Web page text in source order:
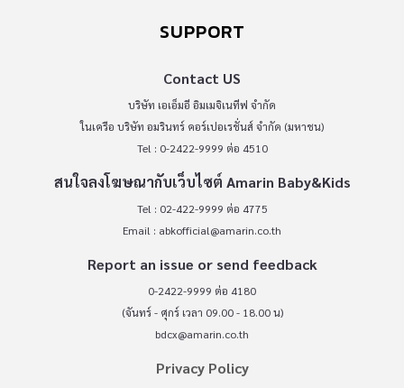
SUPPORT
Contact US
บริษัท เอเอ็มอี อิมเมจิเนทีฟ จำกัด
ในเครือ บริษัท อมรินทร์ คอร์เปอเรชั่นส์ จำกัด (มหาชน)
Tel : 0-2422-9999 ต่อ 4510
สนใจลงโฆษณากับเว็บไซต์ Amarin Baby&Kids
Tel : 02-422-9999 ต่อ 4775
Email : abkofficial@amarin.co.th
Report an issue or send feedback
0-2422-9999 ต่อ 4180
(จันทร์ - ศุกร์ เวลา 09.00 - 18.00 น)
bdcx@amarin.co.th
Privacy Policy